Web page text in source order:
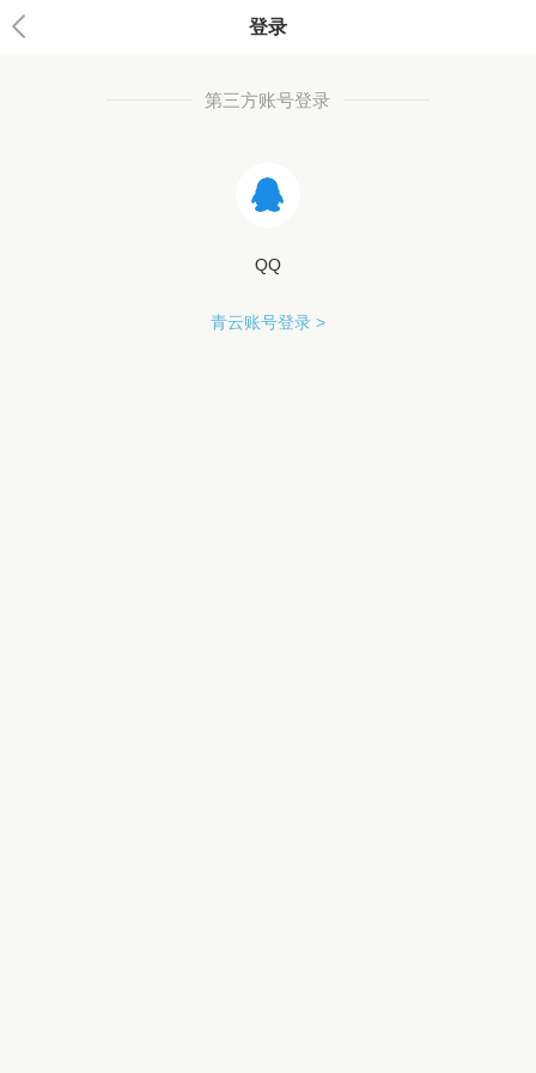
登录
第三方账号登录
QQ
青云账号登录 >